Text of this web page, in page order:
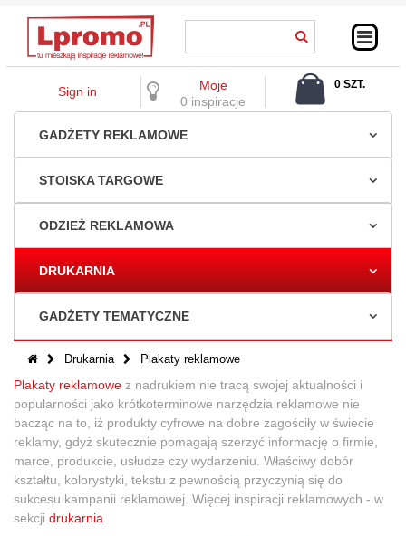
Sign in
Moje
0 inspiracje
0 SZT.
GADŻETY REKLAMOWE
STOISKA TARGOWE
ODZIEŻ REKLAMOWA
DRUKARNIA
GADŻETY TEMATYCZNE
Drukarnia Plakaty reklamowe
Plakaty reklamowe z nadrukiem nie tracą swojej aktualności i
popularności jako krótkoterminowe narzędzia reklamowe nie
bacząc na to, iż produkty cyfrowe na dobre zagościły w świecie
reklamy, gdyż skutecznie pomagają szerzyć informację o firmie,
marce, produkcie, usłudze czy wydarzeniu. Właściwy dobór
kształtu, kolorystyki, tekstu z pewnością przyczynią się do
sukcesu kampanii reklamowej. Więcej inspiracji reklamowych - w
sekcji drukarnia